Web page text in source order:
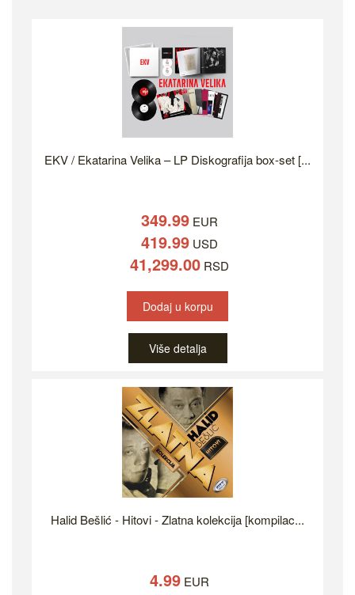
EKV / Ekatarina Velika – LP Diskografija box-set [...
349.99 EUR
419.99 USD
41,299.00 RSD
Dodaj u korpu
Više detalja
Halid Bešlić - Hitovi - Zlatna kolekcija [kompilac...
4.99 EUR